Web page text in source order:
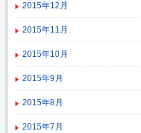
2015年12月
2015年11月
2015年10月
2015年9月
2015年8月
2015年7月